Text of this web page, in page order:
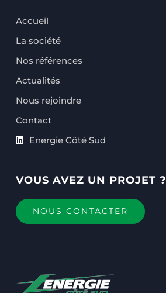
Accueil
La société
Nos références
Actualités
Nous rejoindre
Contact
Energie Côté Sud
VOUS AVEZ UN PROJET ?
NOUS CONTACTER